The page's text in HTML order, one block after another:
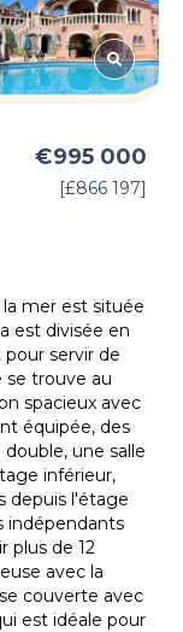
€995 000
[£866 197]
mer est située
est divisée en
servir de
se trouve au
spacieux avec
équipée, des
une salle
inférieur,
depuis l'étage
indépendants
plus de 12
avec la
couverte avec
est idéale pour